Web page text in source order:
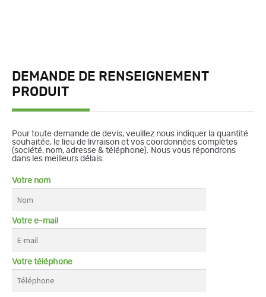
DEMANDE DE RENSEIGNEMENT
PRODUIT
Pour toute demande de devis, veuillez nous indiquer la quantité
souhaitée, le lieu de livraison et vos coordonnées complètes
(société, nom, adresse & téléphone). Nous vous répondrons
dans les meilleurs délais.
Votre nom
Votre e-mail
Votre téléphone